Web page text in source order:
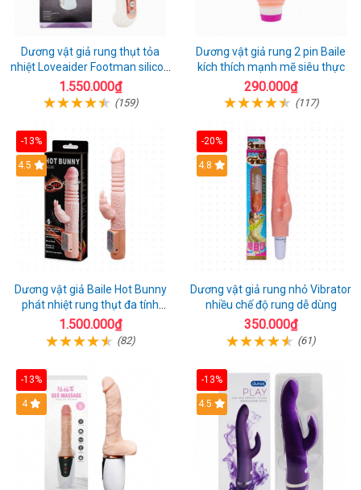
Dương vật giả rung thụt tỏa
nhiệt Loveaider Footman silicon
an toàn
1.550.000₫
(159)
Dương vật giả rung 2 pin Baile
kích thích mạnh mẽ siêu thực
290.000₫
(117)
-13%
Hot
4.5
Dương vật giả Baile Hot Bunny
phát nhiệt rung thụt đa tính
năng sạc điện
1.500.000₫
(82)
-20%
Hot
4.8
Dương vật giả rung nhỏ Vibrator
nhiều chế độ rung dễ dùng
350.000₫
(61)
-13%
Hot
4
-13%
Hot
4.5